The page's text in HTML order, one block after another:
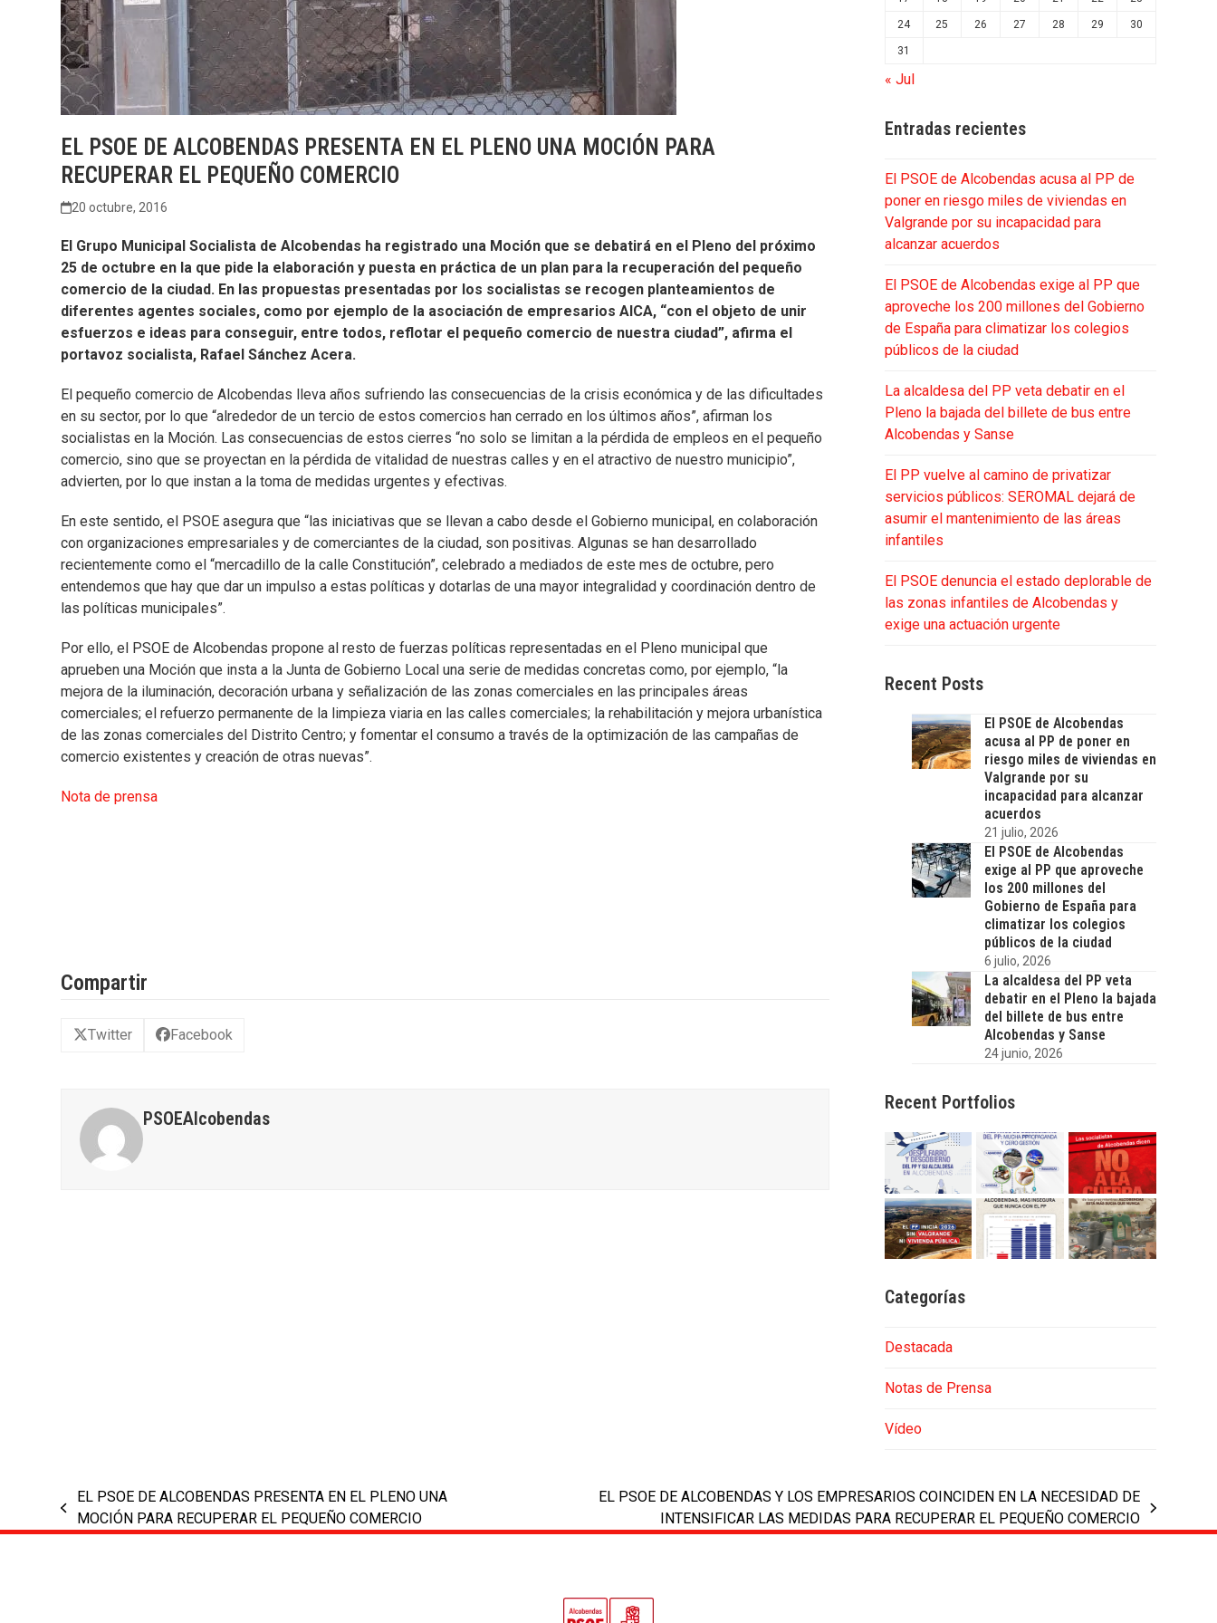
EL PSOE DE ALCOBENDAS PRESENTA EN EL PLENO UNA MOCIÓN PARA
RECUPERAR EL PEQUEÑO COMERCIO
20 octubre, 2016
El Grupo Municipal Socialista de Alcobendas ha registrado una Moción que se debatirá en el Pleno del próximo
25 de octubre en la que pide la elaboración y puesta en práctica de un plan para la recuperación del pequeño
comercio de la ciudad. En las propuestas presentadas por los socialistas se recogen planteamientos de
diferentes agentes sociales, como por ejemplo de la asociación de empresarios AICA, “con el objeto de unir
esfuerzos e ideas para conseguir, entre todos, reflotar el pequeño comercio de nuestra ciudad”, afirma el
portavoz socialista, Rafael Sánchez Acera.
El pequeño comercio de Alcobendas lleva años sufriendo las consecuencias de la crisis económica y de las dificultades
en su sector, por lo que “alrededor de un tercio de estos comercios han cerrado en los últimos años”, afirman los
socialistas en la Moción. Las consecuencias de estos cierres “no solo se limitan a la pérdida de empleos en el pequeño
comercio, sino que se proyectan en la pérdida de vitalidad de nuestras calles y en el atractivo de nuestro municipio”,
advierten, por lo que instan a la toma de medidas urgentes y efectivas.
En este sentido, el PSOE asegura que “las iniciativas que se llevan a cabo desde el Gobierno municipal, en colaboración
con organizaciones empresariales y de comerciantes de la ciudad, son positivas. Algunas se han desarrollado
recientemente como el “mercadillo de la calle Constitución”, celebrado a mediados de este mes de octubre, pero
entendemos que hay que dar un impulso a estas políticas y dotarlas de una mayor integralidad y coordinación dentro de
las políticas municipales”.
Por ello, el PSOE de Alcobendas propone al resto de fuerzas políticas representadas en el Pleno municipal que
aprueben una Moción que insta a la Junta de Gobierno Local una serie de medidas concretas como, por ejemplo, “la
mejora de la iluminación, decoración urbana y señalización de las zonas comerciales en las principales áreas
comerciales; el refuerzo permanente de la limpieza viaria en las calles comerciales; la rehabilitación y mejora urbanística
de las zonas comerciales del Distrito Centro; y fomentar el consumo a través de la optimización de las campañas de
comercio existentes y creación de otras nuevas”.
Nota de prensa
Compartir
Twitter Facebook
PSOEAlcobendas
24 25 26 27 28 29 30
31
« Jul
Entradas recientes
El PSOE de Alcobendas acusa al PP de
poner en riesgo miles de viviendas en
Valgrande por su incapacidad para
alcanzar acuerdos
El PSOE de Alcobendas exige al PP que
aproveche los 200 millones del Gobierno
de España para climatizar los colegios
públicos de la ciudad
La alcaldesa del PP veta debatir en el
Pleno la bajada del billete de bus entre
Alcobendas y Sanse
El PP vuelve al camino de privatizar
servicios públicos: SEROMAL dejará de
asumir el mantenimiento de las áreas
infantiles
El PSOE denuncia el estado deplorable de
las zonas infantiles de Alcobendas y
exige una actuación urgente
Recent Posts
El PSOE de Alcobendas
acusa al PP de poner en
riesgo miles de viviendas en
Valgrande por su
incapacidad para alcanzar
acuerdos
21 julio, 2026
El PSOE de Alcobendas
exige al PP que aproveche
los 200 millones del
Gobierno de España para
climatizar los colegios
públicos de la ciudad
6 julio, 2026
La alcaldesa del PP veta
debatir en el Pleno la bajada
del billete de bus entre
Alcobendas y Sanse
24 junio, 2026
Recent Portfolios
Categorías
Destacada
Notas de Prensa
Vídeo
previous
post:
EL PSOE DE ALCOBENDAS PRESENTA EN EL PLENO UNA
MOCIÓN PARA RECUPERAR EL PEQUEÑO COMERCIO
post:
EL PSOE DE ALCOBENDAS Y LOS EMPRESARIOS COINCIDEN EN LA NECESIDAD DE
INTENSIFICAR LAS MEDIDAS PARA RECUPERAR EL PEQUEÑO COMERCIO